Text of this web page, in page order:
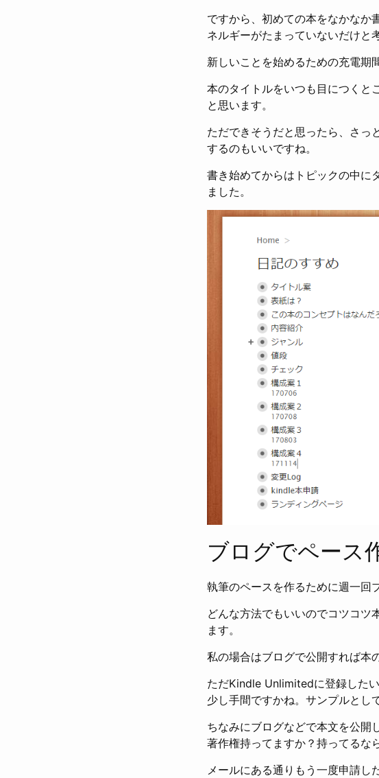
ですから、初めての本をなかなか
ネルギーがたまっていないだけと
新しいことを始めるための充電期
本のタイトルをいつも目につくと
と思います。
ただできそうだと思ったら、さっ
するのもいいですね。
書き始めてからはトピックの中に
ました。
ブログでペース
執筆のペースを作るために週一回
どんな方法でもいいのでコツコツ
ます。
私の場合はブログで公開すれば本
ただKindle Unlimitedに登録した
少し手間ですかね。サンプルとし
ちなみにブログなどで本文を公開
著作権持ってますか？持ってるな
メールにある通りもう一度申請し